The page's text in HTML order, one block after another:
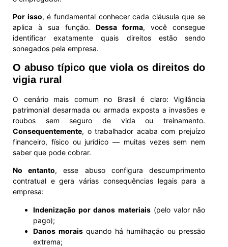
Por isso, é fundamental conhecer cada cláusula que se
aplica à sua função. Dessa forma, você consegue
identificar exatamente quais direitos estão sendo
sonegados pela empresa.
O abuso típico que viola os direitos do
vigia rural
O cenário mais comum no Brasil é claro: Vigilância
patrimonial desarmada ou armada exposta a invasões e
roubos sem seguro de vida ou treinamento.
Consequentemente, o trabalhador acaba com prejuízo
financeiro, físico ou jurídico — muitas vezes sem nem
saber que pode cobrar.
No entanto, esse abuso configura descumprimento
contratual e gera várias consequências legais para a
empresa:
Indenização por danos materiais(pelo valor não
pago);
Danos moraisquando há humilhação ou pressão
extrema;